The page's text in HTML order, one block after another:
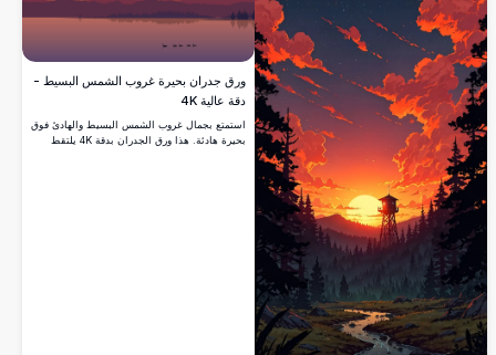
ورق جدران بحيرة غروب الشمس البسيط -
دقة عالية 4K
استمتع بجمال غروب الشمس البسيط والهادئ فوق
بحيرة هادئة. هذا ورق الجدران بدقة 4K يلتقط